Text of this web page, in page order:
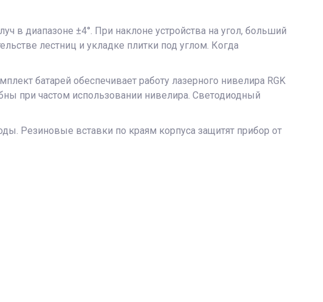
в диапазоне ±4°. При наклоне устройства на угол, больший
лестниц и укладке плитки под углом. Когда
батарей обеспечивает работу лазерного нивелира RGK
при частом использовании нивелира. Светодиодный
Резиновые вставки по краям корпуса защитят прибор от